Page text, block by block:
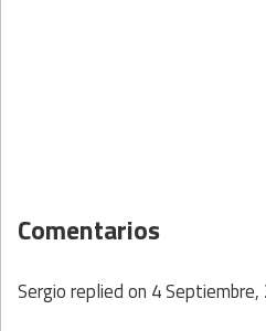
Comentarios
Sergioreplied on 4